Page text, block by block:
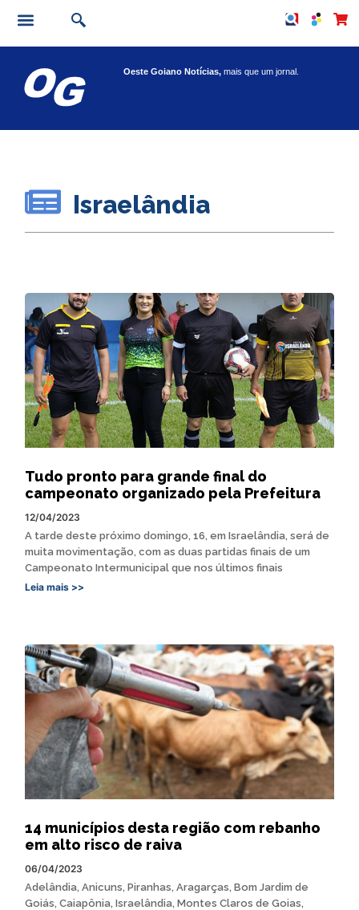
Oeste Goiano Notícias,mais que um jornal.
Israelândia
Tudo pronto para grande final do
campeonato organizado pela Prefeitura
12/04/2023
A tarde deste próximo domingo, 16, em Israelândia, será de
muita movimentação, com as duas partidas finais de um
Campeonato Intermunicipal que nos últimos finais
Leia mais >>
14 municípios desta região com rebanho
em alto risco de raiva
06/04/2023
Adelândia, Anicuns, Piranhas, Aragarças, Bom Jardim de
Goiás, Caiapônia, Israelândia, Montes Claros de Goias,